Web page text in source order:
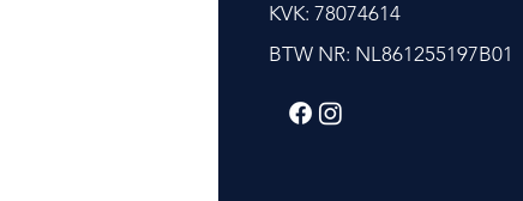
KVK: 78074614
BTW NR: NL861255197B01